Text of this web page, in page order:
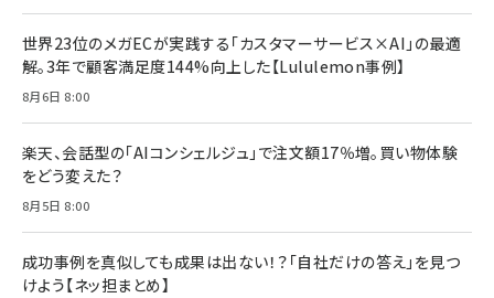
￥2,200
￥1,980
Amazonランキングをもっと見る
世界23位のメガECが実践する「カスタマーサービス×AI」の最適
解。3年で顧客満足度144%向上した【Lululemon事例】
8月6日 8:00
楽天、会話型の「AIコンシェルジュ」で注文額17％増。買い物体験
をどう変えた？
8月5日 8:00
成功事例を真似しても成果は出ない！？「自社だけの答え」を見つ
けよう【ネッ担まとめ】